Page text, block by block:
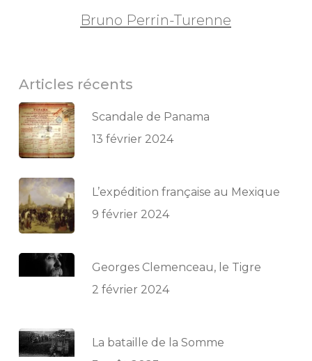
Bruno Perrin-Turenne
Articles récents
Scandale de Panama
13 février 2024
L’expédition française au Mexique
9 février 2024
Georges Clemenceau, le Tigre
2 février 2024
La bataille de la Somme